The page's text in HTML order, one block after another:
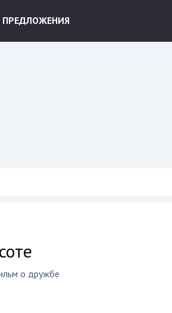
ПРЕДЛОЖЕНИЯ
о дружбе